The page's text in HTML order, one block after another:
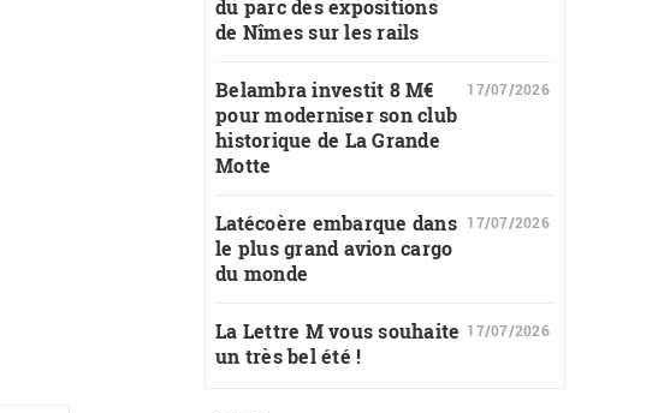
du parc des expositions
de Nîmes sur les rails
Belambra investit 8 M€
pour moderniser son club
historique de La Grande
Motte
17/07/2026
Latécoère embarque dans
le plus grand avion cargo
du monde
17/07/2026
La Lettre M vous souhaite
un très bel été !
17/07/2026